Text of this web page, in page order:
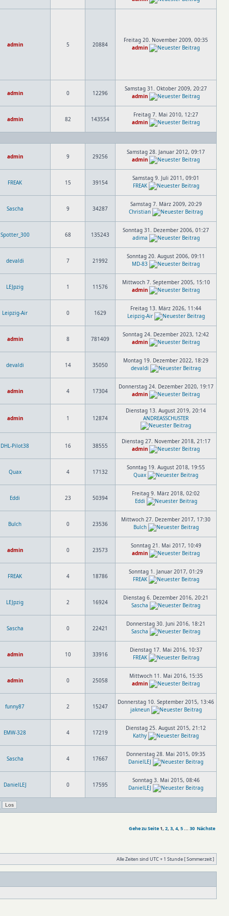
admin 5 20884
Freitag 20. November 2009, 00:35
admin
admin 0 12296
Samstag 31. Oktober 2009, 20:27
admin
admin 82 143554
Freitag 7. Mai 2010, 12:27
admin
admin 9 29256
Samstag 28. Januar 2012, 09:17
admin
FREAK 15 39154
Samstag 9. Juli 2011, 09:01
FREAK
Sascha 9 34287
Samstag 7. März 2009, 20:29
Christian
Spotter_300 68 135243
Sonntag 31. Dezember 2006, 01:27
adima
devaldi 7 21992
Sonntag 20. August 2006, 09:11
MD-83
LEJpzig 1 11576
Mittwoch 7. September 2005, 15:10
admin
Leipzig-Air 0 1629
Freitag 13. März 2026, 11:44
Leipzig-Air
admin 8 781409
Sonntag 24. Dezember 2023, 12:42
admin
devaldi 14 35050
Montag 19. Dezember 2022, 18:29
devaldi
admin 4 17304
Donnerstag 24. Dezember 2020, 19:17
admin
admin 1 12874
Dienstag 13. August 2019, 20:14
ANDREASSCHUSTER
DHL-Pilot38 16 38555
Dienstag 27. November 2018, 21:17
admin
Quax 4 17132
Sonntag 19. August 2018, 19:55
Quax
Eddi 23 50394
Freitag 9. März 2018, 02:02
Eddi
Bulch 0 23536
Mittwoch 27. Dezember 2017, 17:30
Bulch
admin 0 23573
Sonntag 21. Mai 2017, 10:49
admin
FREAK 4 18786
Sonntag 1. Januar 2017, 01:29
FREAK
LEJpzig 2 16924
Dienstag 6. Dezember 2016, 20:21
Sascha
Sascha 0 22421
Donnerstag 30. Juni 2016, 18:21
Sascha
admin 10 33916
Dienstag 17. Mai 2016, 10:37
FREAK
admin 0 25058
Mittwoch 11. Mai 2016, 15:35
admin
funny87 2 15247
Donnerstag 10. September 2015, 13:46
jakneun
EMW-328 4 17219
Dienstag 25. August 2015, 21:12
Kathy
Sascha 4 17667
Donnerstag 28. Mai 2015, 09:35
DanielLEJ
DanielLEJ 0 17595
Sonntag 3. Mai 2015, 08:46
DanielLEJ
Gehe zu Seite1, 2, 3, 4, 5... 30 Nächste
Alle Zeiten sind UTC + 1 Stunde [ Sommerzeit ]